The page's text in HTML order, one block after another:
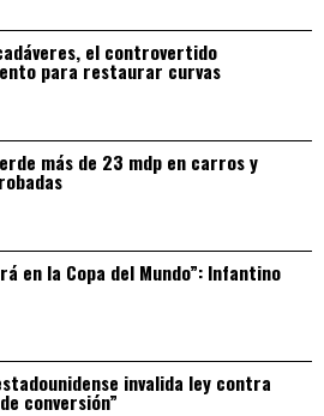
el controvertido
para restaurar curvas
más de 23 mdp en carros y
en la Copa del Mundo”: Infantino
invalida ley contra
conversión”